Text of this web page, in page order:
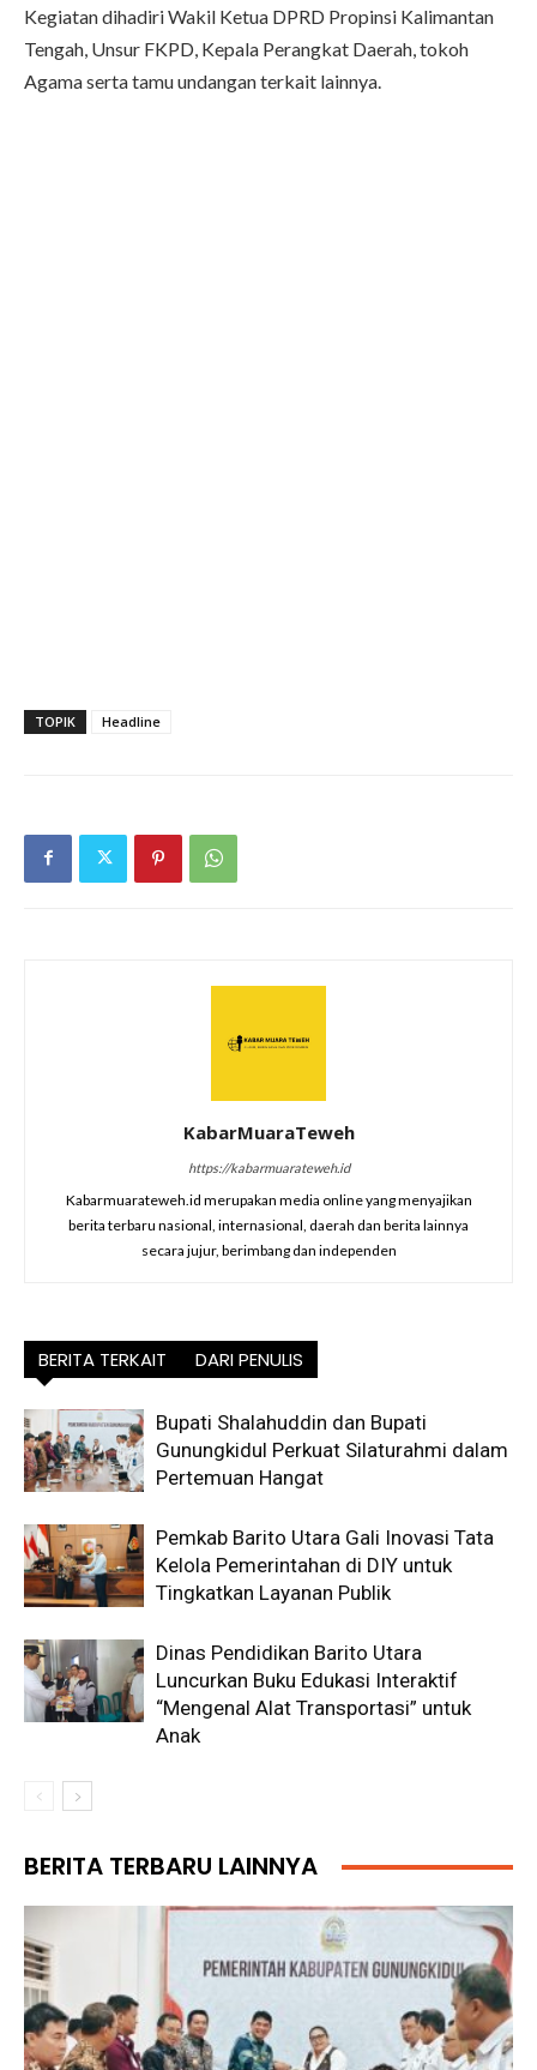
Kegiatan dihadiri Wakil Ketua DPRD Propinsi Kalimantan
Tengah, Unsur FKPD, Kepala Perangkat Daerah, tokoh
Agama serta tamu undangan terkait lainnya.
TOPIK Headline
KabarMuaraTeweh
https://kabarmuarateweh.id
Kabarmuarateweh.id merupakan media online yang menyajikan
berita terbaru nasional, internasional, daerah dan berita lainnya
secara jujur, berimbang dan independen
BERITA TERKAIT DARI PENULIS
Bupati Shalahuddin dan Bupati
Gunungkidul Perkuat Silaturahmi dalam
Pertemuan Hangat
Pemkab Barito Utara Gali Inovasi Tata
Kelola Pemerintahan di DIY untuk
Tingkatkan Layanan Publik
Dinas Pendidikan Barito Utara
Luncurkan Buku Edukasi Interaktif
“Mengenal Alat Transportasi” untuk
Anak
BERITA TERBARU LAINNYA